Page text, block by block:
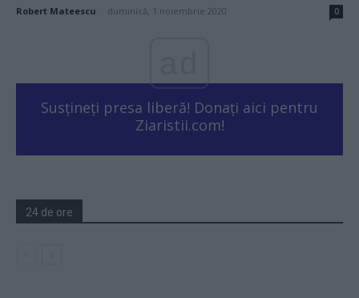
Robert Mateescu duminică, 1 noiembrie 2020 0
Susțineți presa liberă! Donați aici pentru
Ziaristii.com!
24 de ore